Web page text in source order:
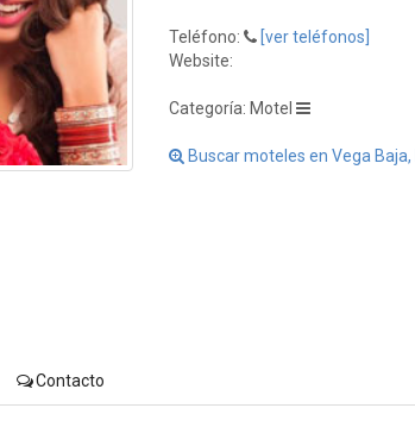
Teléfono:
[ver teléfonos]
Website:
Categoría: Motel
Buscar moteles en Vega Baja,
Contacto